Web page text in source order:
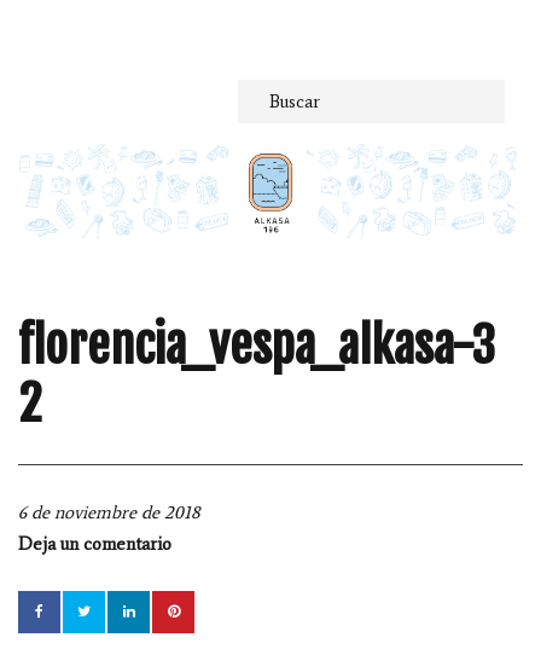
florencia_vespa_alkasa-3
2
6 de noviembre de 2018
Deja un comentario